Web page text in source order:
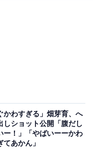
かわすぎる」畑芽育、へ
しショット公開「腹だし
ー！」「やばいーーかわ
てあかん」